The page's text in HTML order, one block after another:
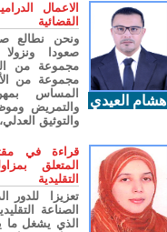
هشام العيدي
الاعمال
القضائية
صعودا
مجموعة من
مجموعة من
المساس
والتمريض
والتوثيق
المتعلق
التقليدية
تعزيزا للدور
الصناعة